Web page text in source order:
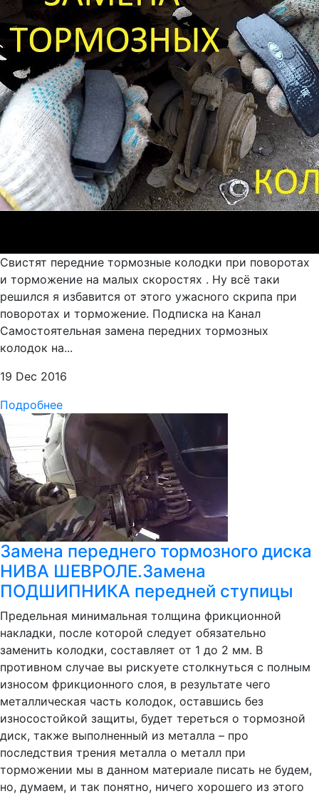
Свистят передние тормозные колодки при поворотах
и торможение на малых скоростях . Ну всё таки
решился я избавится от этого ужасного скрипа при
поворотах и торможение. Подписка на Канал
Самостоятельная замена передних тормозных
колодок на...
19 Dec 2016
Подробнее
Замена переднего тормозного диска
НИВА ШЕВРОЛЕ.Замена
ПОДШИПНИКА передней ступицы
Предельная минимальная толщина фрикционной
накладки, после которой следует обязательно
заменить колодки, составляет от 1 до 2 мм. В
противном случае вы рискуете столкнуться с полным
износом фрикционного слоя, в результате чего
металлическая часть колодок, оставшись без
износостойкой защиты, будет тереться о тормозной
диск, также выполненный из металла – про
последствия трения металла о металл при
торможении мы в данном материале писать не будем,
но, думаем, и так понятно, ничего хорошего из этого